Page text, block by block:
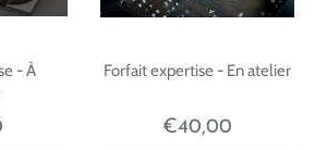
- À
Forfait expertise - En atelier
€40,00